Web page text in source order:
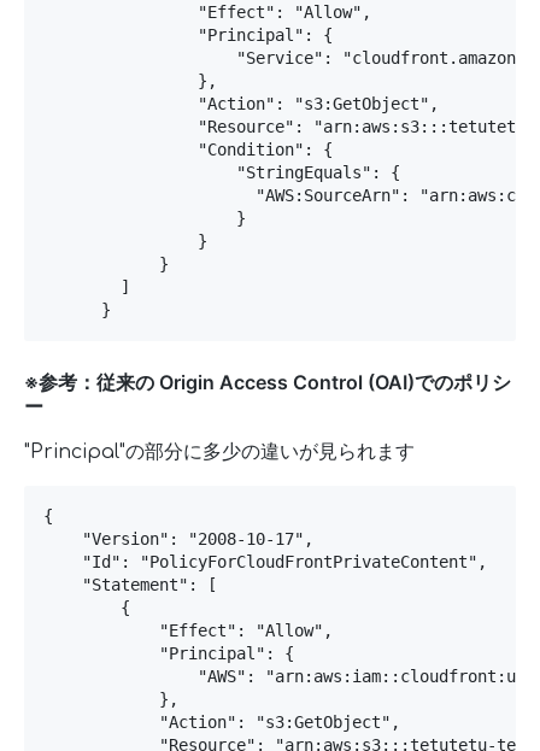
                "Effect": "Allow",
                "Principal": {
"Service":
                },
                "Action": "s3:GetObject",
"Resource": "arn:aws:s3:::tetutetu-
                "Condition": {
                    "StringEquals": {
"AWS:SourceArn":
                    }
                }
            }
        ]
      }
※参考：従来の Origin Access Control (OAI)でのポリシ
ー
"Principal"の部分に多少の違いが見られます
{
    "Version": "2008-10-17",
    "Id": "PolicyForCloudFrontPrivateContent",
    "Statement": [
        {
            "Effect": "Allow",
            "Principal": {
"AWS":
            },
            "Action": "s3:GetObject",
"Resource": "arn:aws:s3:::tetutetu-